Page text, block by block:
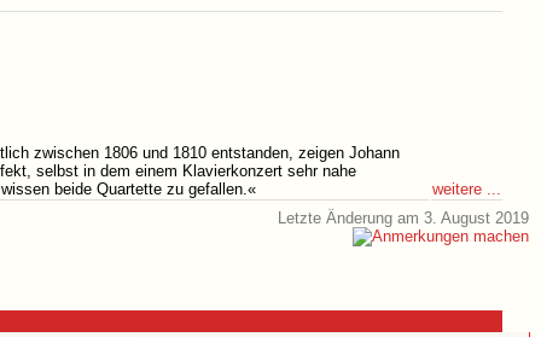
zwischen 1806 und 1810 entstanden, zeigen Johann
selbst in dem einem Klavierkonzert sehr nahe
beide Quartette zu gefallen.«
weitere ...
Letzte Änderung am 3. August 2019